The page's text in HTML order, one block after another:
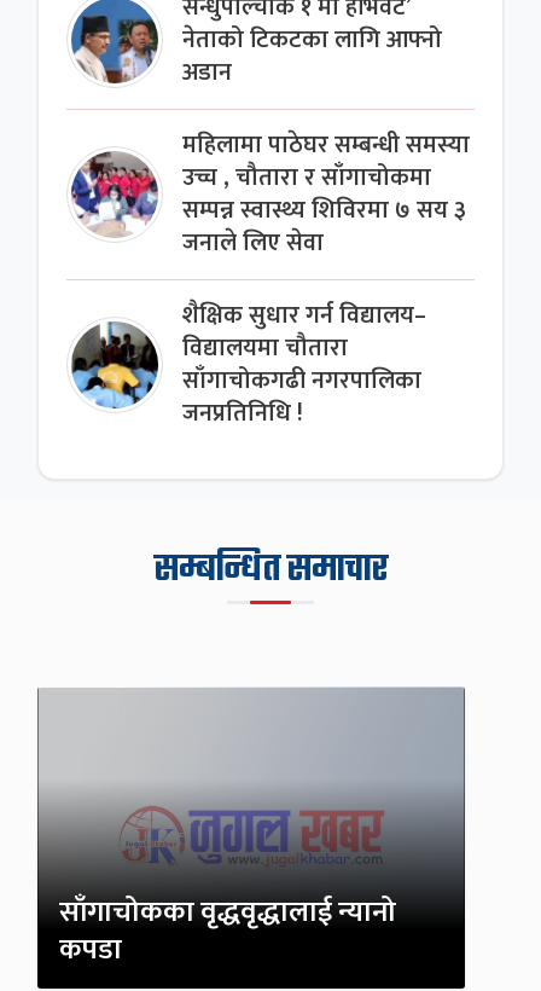
नेताको टिकटका लागि आफ्नो
अडान
महिलामा पाठेघर सम्बन्धी समस्या
उच्च , चौतारा र साँगाचोकमा
सम्पन्न स्वास्थ्य शिविरमा ७ सय ३
जनाले लिए सेवा
शैक्षिक सुधार गर्न विद्यालय–
विद्यालयमा चौतारा
साँगाचोकगढी नगरपालिका
जनप्रतिनिधि !
सम्बन्धित समाचार
साँगाचोकका वृद्धवृद्धालाई न्यानो
कपडा